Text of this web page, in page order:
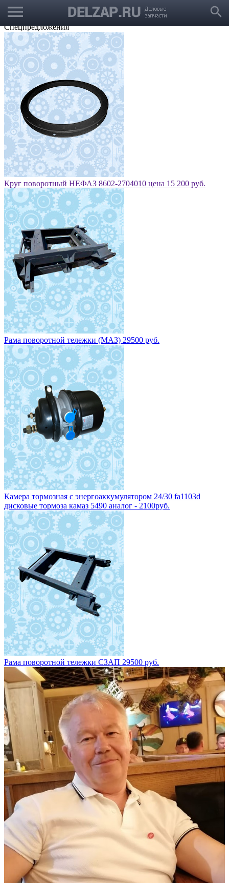
menu search
Выбрать город
Корзина
Заказать звонок
Спецпредложения
Круг поворотный НЕФАЗ 8602-2704010 цена 15 200 руб.
Рама поворотной тележки (МАЗ) 29500 руб.
Камера тормозная с энергоаккумулятором 24/30 fa1103d
дисковые тормоза камаз 5490 аналог - 2100руб.
Рама поворотной тележки СЗАП 29500 руб.